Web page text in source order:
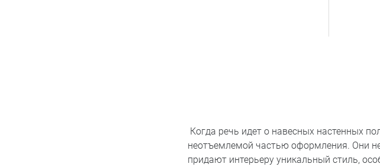
Когда речь идет о навесных настенных
неотъемлемой частью оформления. Они
придают интерьеру уникальный стиль,